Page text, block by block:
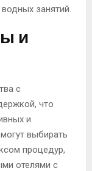
занятий.
и
с
что
и
выбирать
процедур,
отелями с